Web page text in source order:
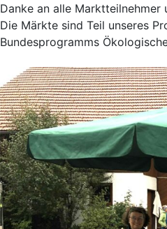
Danke an alle Marktteilnehmer
Die Märkte sind Teil unseres
Bundesprogramms